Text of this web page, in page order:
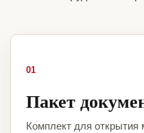
01
Пакет
Комплект для открытия